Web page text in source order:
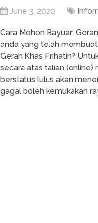
June 3, 2020
Cara Mohon Rayuan
anda yang telah
Geran Khas Prihatin?
secara atas talian (online)
berstatus lulus akan
gagal boleh kemukakan